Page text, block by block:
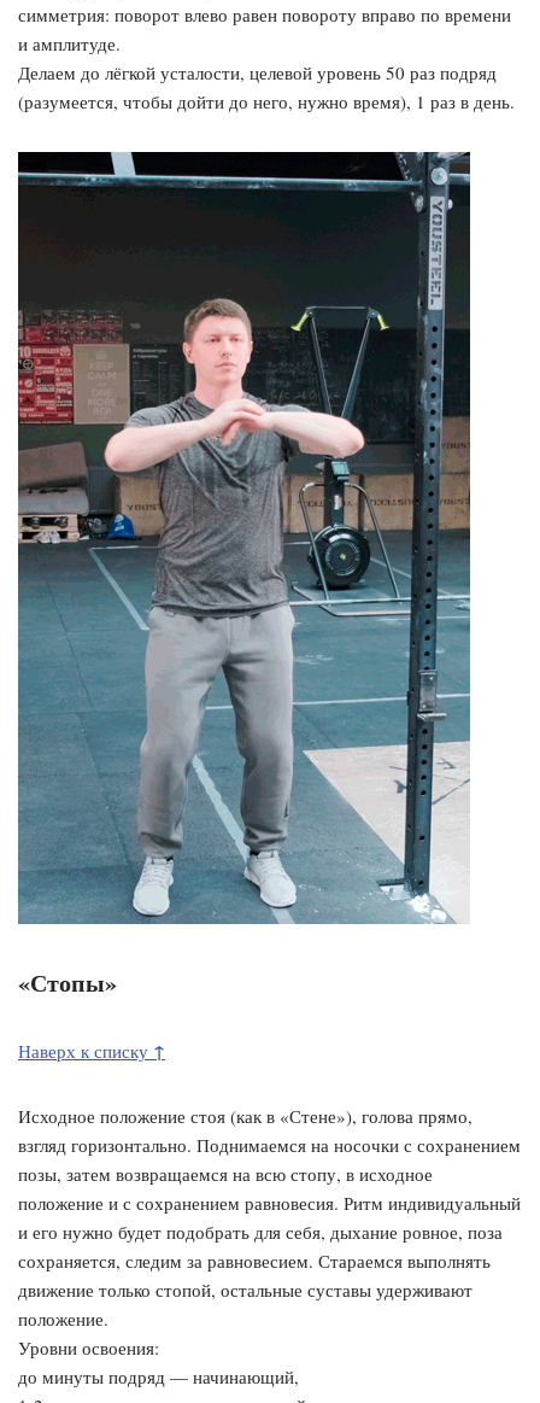
симметрия: поворот влево равен повороту вправо по времени
и амплитуде.
Делаем до лёгкой усталости, целевой уровень 50 раз подряд
(разумеется, чтобы дойти до него, нужно время), 1 раз в день.
«Стопы»
Наверх к списку ↑
Исходное положение стоя (как в «Стене»), голова прямо,
взгляд горизонтально. Поднимаемся на носочки с сохранением
позы, затем возвращаемся на всю стопу, в исходное
положение и с сохранением равновесия. Ритм индивидуальный
и его нужно будет подобрать для себя, дыхание ровное, поза
сохраняется, следим за равновесием. Стараемся выполнять
движение только стопой, остальные суставы удерживают
положение.
Уровни освоения:
до минуты подряд — начинающий,